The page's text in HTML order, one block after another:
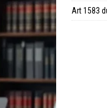
Art 1583